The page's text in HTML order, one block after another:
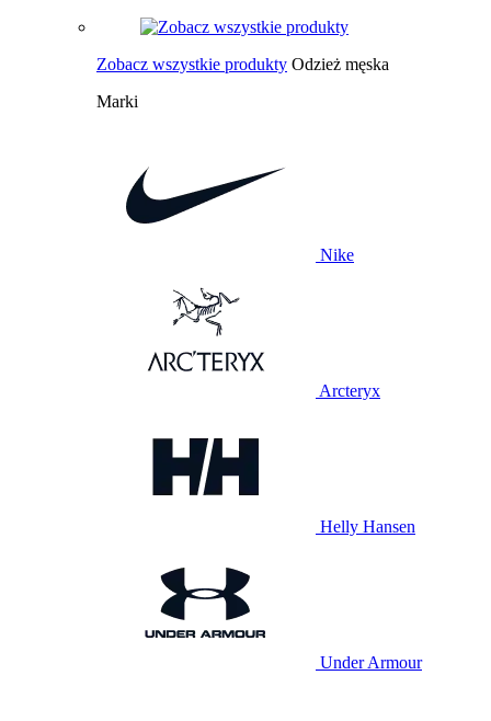
Zobacz wszystkie produkty Odzież męska
Marki
Nike
Arcteryx
Helly Hansen
Under Armour